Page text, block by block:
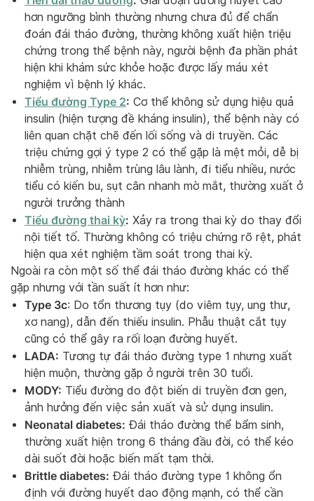
hơn ngưỡng bình thường nhưng chưa đủ để chẩn
đoán đái tháo đường, thường không xuất hiện triệu
chứng trong thể bệnh này, người bệnh đa phần phát
hiện khi khám sức khỏe hoặc được lấy máu xét
nghiệm vì bệnh lý khác.
Tiểu đường Type 2: Cơ thể không sử dụng hiệu quả
insulin (hiện tượng đề kháng insulin), thể bệnh này có
liên quan chặt chẽ đến lối sống và di truyền. Các
triệu chứng gợi ý type 2 có thể gặp là mệt mỏi, dễ bị
nhiễm trùng, nhiễm trùng lâu lành, đi tiểu nhiều, nước
tiểu có kiến bu, sụt cân nhanh mờ mắt, thường xuất ở
người trưởng thành
Tiểu đường thai kỳ: Xảy ra trong thai kỳ do thay đổi
nội tiết tố. Thường không có triệu chứng rõ rệt, phát
hiện qua xét nghiệm tầm soát trong thai kỳ.
Ngoài ra còn một số thể đái tháo đường khác có thể
gặp nhưng với tần suất ít hơn như:
Type 3c: Do tổn thương tụy (do viêm tụy, ung thư,
xơ nang), dẫn đến thiếu insulin. Phẫu thuật cắt tụy
cũng có thể gây ra rối loạn đường huyết.
LADA: Tương tự đái tháo đường type 1 nhưng xuất
hiện muộn, thường gặp ở người trên 30 tuổi.
MODY: Tiểu đường do đột biến di truyền đơn gen,
ảnh hưởng đến việc sản xuất và sử dụng insulin.
Neonatal diabetes: Đái tháo đường thể bẩm sinh,
thường xuất hiện trong 6 tháng đầu đời, có thể kéo
dài suốt đời hoặc biến mất tạm thời.
Brittle diabetes: Đái tháo đường type 1 không ổn
định với đường huyết dao động mạnh, có thể cần